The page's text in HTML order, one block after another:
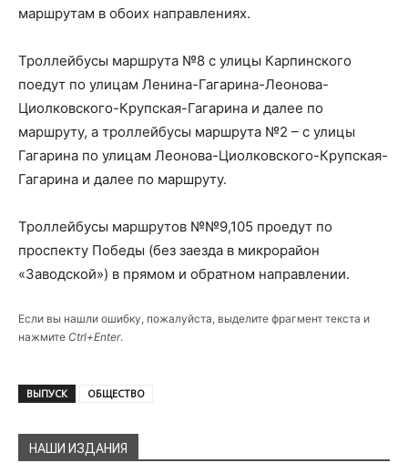
маршрутам в обоих направлениях.
Троллейбусы маршрута №8 с улицы Карпинского
поедут по улицам Ленина-Гагарина-Леонова-
Циолковского-Крупская-Гагарина и далее по
маршруту, а троллейбусы маршрута №2 – с улицы
Гагарина по улицам Леонова-Циолковского-Крупская-
Гагарина и далее по маршруту.
Троллейбусы маршрутов №№9,105 проедут по
проспекту Победы (без заезда в микрорайон
«Заводской») в прямом и обратном направлении.
Если вы нашли ошибку, пожалуйста, выделите фрагмент текста и
нажмите Ctrl+Enter.
ВЫПУСК ОБЩЕСТВО
НАШИ ИЗДАНИЯ